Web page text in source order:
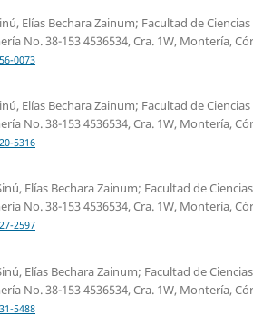
Elías Bechara Zainum; Facultad de Ciencias
No. 38-153 4536534, Cra. 1W, Montería,
0073
Elías Bechara Zainum; Facultad de Ciencias
No. 38-153 4536534, Cra. 1W, Montería,
5316
Elías Bechara Zainum; Facultad de
No. 38-153 4536534, Cra. 1W, Montería,
2597
Elías Bechara Zainum; Facultad de
No. 38-153 4536534, Cra. 1W, Montería,
5488